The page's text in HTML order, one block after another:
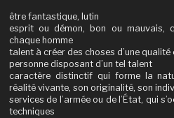
être fantastique, lutin
esprit ou démon, bon ou mauvais,
chaque homme
talent à créer des choses d’une qualité
personne disposant d’un tel talent
caractère distinctif qui forme la
réalité vivante, son originalité, son
services de l’armée ou de l’État, qui
techniques